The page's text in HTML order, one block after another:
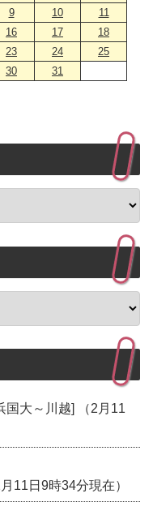
9 10
11
16 17
18
23 24
25
30 31
国大～川越] （2月11
11日9時34分現在）